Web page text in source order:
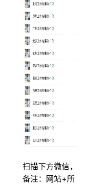
扫描下方微信，
备注：网站+所